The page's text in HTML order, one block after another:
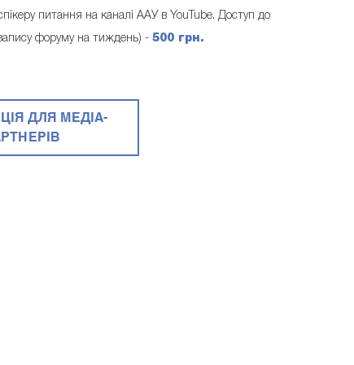
питання на каналі ААУ в YouTube. Доступ до
форуму на тиждень) - 500 грн.
ДЛЯ МЕДІА-